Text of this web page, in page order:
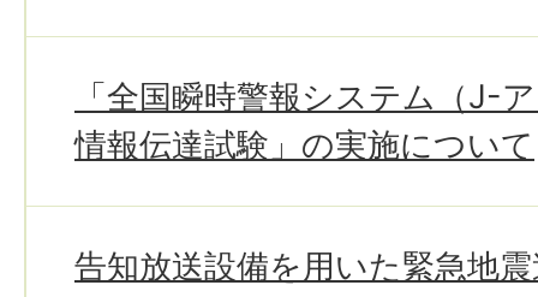
「全国瞬時警報システム（J-
情報伝達試験」の実施について
告知放送設備を用いた緊急地